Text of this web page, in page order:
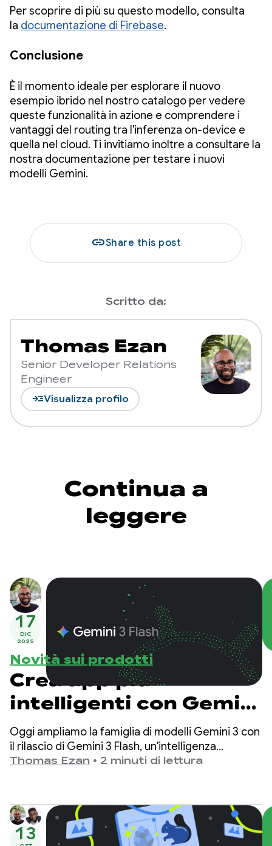
Per scoprire di più su questo modello, consulta
la documentazione di Firebase.
Conclusione
È il momento ideale per esplorare il nuovo
esempio ibrido nel nostro catalogo per vedere
queste funzionalità in azione e comprendere i
vantaggi del routing tra l'inferenza on-device e
quella nel cloud. Ti invitiamo inoltre a consultare la
nostra documentazione per testare i nuovi
modelli Gemini.
linkShare this post
Scritto da:
Thomas Ezan
Senior Developer Relations
Engineer
read_moreVisualizza profilo
Continua a
leggere
17
DIC
2025
Novità sui prodotti
Crea app più
intelligenti con Gemini
3 Flash
Oggi ampliamo la famiglia di modelli Gemini 3 con
il rilascio di Gemini 3 Flash, un'intelligenza
all'avanguardia progettata per la velocità a una
Thomas Ezan • 2 minuti di lettura
13